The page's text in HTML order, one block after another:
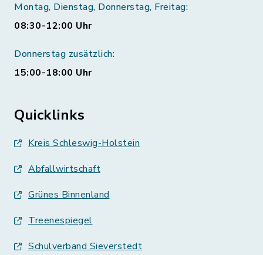
Montag, Dienstag, Donnerstag, Freitag:
08:30-12:00 Uhr
Donnerstag zusätzlich:
15:00-18:00 Uhr
Quicklinks
Kreis Schleswig-Holstein
Abfallwirtschaft
Grünes Binnenland
Treenespiegel
Schulverband Sieverstedt